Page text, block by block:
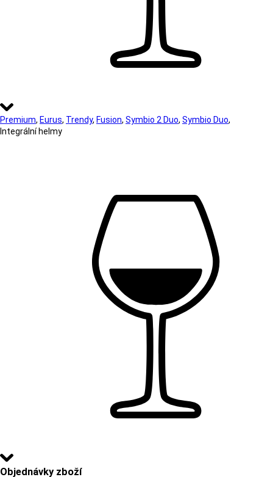
Premium, Eurus, Trendy, Fusion, Symbio 2 Duo, Symbio Duo,
Integrální helmy
Objednávky zboží